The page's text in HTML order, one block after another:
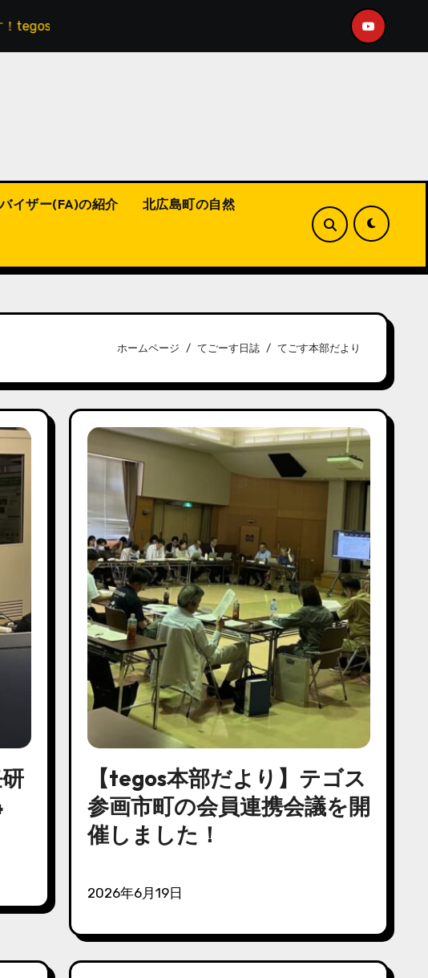
にショート動画をアップ！ 【福山市】こんな活動してます！
イザー(FA)の紹介 北広島町の自然
ホームページ てごーす日誌 てごす本部だより
【tegos本部だより】テゴス
参画市町の会員連携会議を開
催しました！
2026年6月19日